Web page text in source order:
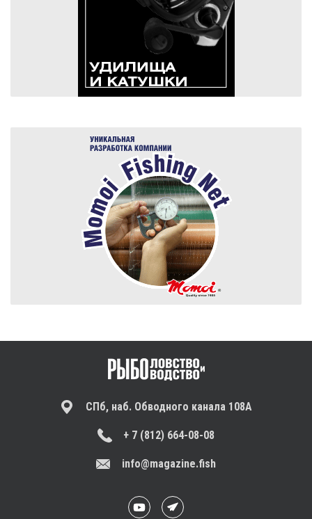
СПб, наб. Обводного канала 108А
+ 7 (812) 664-08-08
info@magazine.fish